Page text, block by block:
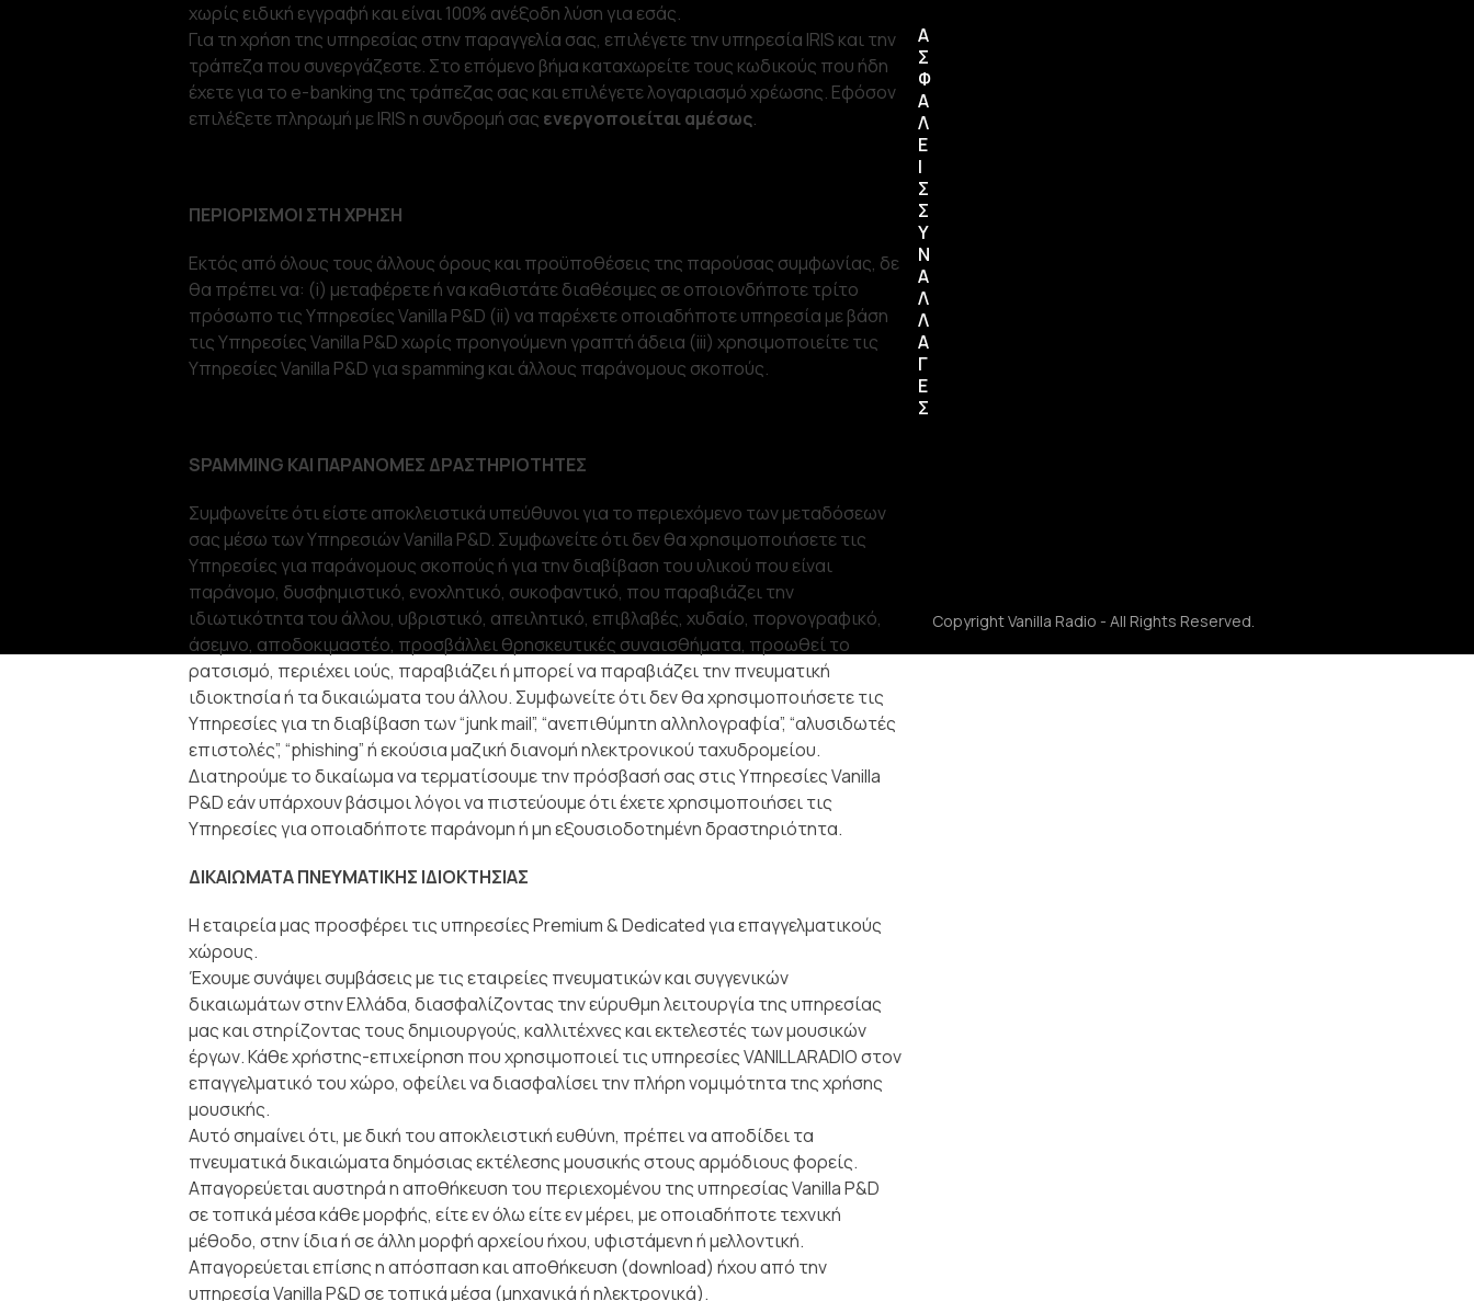
χωρίς ειδική εγγραφή και είναι 100% ανέξοδη λύση για εσάς.
Για τη χρήση της υπηρεσίας στην παραγγελία σας, επιλέγετε την υπηρεσία IRIS και την
τράπεζα που συνεργάζεστε. Στο επόμενο βήμα καταχωρείτε τους κωδικούς που ήδη
έχετε για το e-banking της τράπεζας σας και επιλέγετε λογαριασμό χρέωσης. Εφόσον
επιλέξετε πληρωμή με IRIS η συνδρομή σας ενεργοποιείται αμέσως.
ΠΕΡΙΟΡΙΣΜΟΙ ΣΤΗ ΧΡΗΣΗ
Εκτός από όλους τους άλλους όρους και προϋποθέσεις της παρούσας συμφωνίας, δε
θα πρέπει να: (i) μεταφέρετε ή να καθιστάτε διαθέσιμες σε οποιονδήποτε τρίτο
πρόσωπο τις Υπηρεσίες Vanilla P&D (ii) να παρέχετε οποιαδήποτε υπηρεσία με βάση
τις Υπηρεσίες Vanilla P&D χωρίς προηγούμενη γραπτή άδεια (iii) χρησιμοποιείτε τις
Υπηρεσίες Vanilla P&D για spamming και άλλους παράνομους σκοπούς.
SPAMMING ΚΑΙ ΠΑΡΑΝΟΜΕΣ ΔΡΑΣΤΗΡΙΟΤΗΤΕΣ
Συμφωνείτε ότι είστε αποκλειστικά υπεύθυνοι για το περιεχόμενο των μεταδόσεων
σας μέσω των Υπηρεσιών Vanilla P&D. Συμφωνείτε ότι δεν θα χρησιμοποιήσετε τις
Υπηρεσίες για παράνομους σκοπούς ή για την διαβίβαση του υλικού που είναι
παράνομο, δυσφημιστικό, ενοχλητικό, συκοφαντικό, που παραβιάζει την
ιδιωτικότητα του άλλου, υβριστικό, απειλητικό, επιβλαβές, χυδαίο, πορνογραφικό,
άσεμνο, αποδοκιμαστέο, προσβάλλει θρησκευτικές συναισθήματα, προωθεί το
ρατσισμό, περιέχει ιούς, παραβιάζει ή μπορεί να παραβιάζει την πνευματική
ιδιοκτησία ή τα δικαιώματα του άλλου. Συμφωνείτε ότι δεν θα χρησιμοποιήσετε τις
Υπηρεσίες για τη διαβίβαση των “junk mail”, “ανεπιθύμητη αλληλογραφία”, “αλυσιδωτές
επιστολές”, “phishing” ή εκούσια μαζική διανομή ηλεκτρονικού ταχυδρομείου.
Διατηρούμε το δικαίωμα να τερματίσουμε την πρόσβασή σας στις Υπηρεσίες Vanilla
P&D εάν υπάρχουν βάσιμοι λόγοι να πιστεύουμε ότι έχετε χρησιμοποιήσει τις
Υπηρεσίες για οποιαδήποτε παράνομη ή μη εξουσιοδοτημένη δραστηριότητα.
ΔΙΚΑΙΩΜΑΤΑ ΠΝΕΥΜΑΤΙΚΗΣ ΙΔΙΟΚΤΗΣΙΑΣ
Η εταιρεία μας προσφέρει τις υπηρεσίες Premium & Dedicated για επαγγελματικούς
χώρους.
Έχουμε συνάψει συμβάσεις με τις εταιρείες πνευματικών και συγγενικών
δικαιωμάτων στην Ελλάδα, διασφαλίζοντας την εύρυθμη λειτουργία της υπηρεσίας
μας και στηρίζοντας τους δημιουργούς, καλλιτέχνες και εκτελεστές των μουσικών
έργων. Κάθε χρήστης-επιχείρηση που χρησιμοποιεί τις υπηρεσίες VANILLARADIO στον
επαγγελματικό του χώρο, οφείλει να διασφαλίσει την πλήρη νομιμότητα της χρήσης
μουσικής.
Αυτό σημαίνει ότι, με δική του αποκλειστική ευθύνη, πρέπει να αποδίδει τα
πνευματικά δικαιώματα δημόσιας εκτέλεσης μουσικής στους αρμόδιους φορείς.
Απαγορεύεται αυστηρά η αποθήκευση του περιεχομένου της υπηρεσίας Vanilla P&D
σε τοπικά μέσα κάθε μορφής, είτε εν όλω είτε εν μέρει, με οποιαδήποτε τεχνική
μέθοδο, στην ίδια ή σε άλλη μορφή αρχείου ήχου, υφιστάμενη ή μελλοντική.
Απαγορεύεται επίσης η απόσπαση και αποθήκευση (download) ήχου από την
υπηρεσία Vanilla P&D σε τοπικά μέσα (μηχανικά ή ηλεκτρονικά).
Α
Σ
Φ
Α
Λ
Ε
Ι
Σ
Σ
Υ
Ν
Α
Λ
Λ
Α
Γ
Ε
Σ
Copyright Vanilla Radio - All Rights Reserved.